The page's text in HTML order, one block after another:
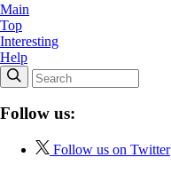
Main
Top
Interesting
Help
Follow us:
Follow us on Twitter